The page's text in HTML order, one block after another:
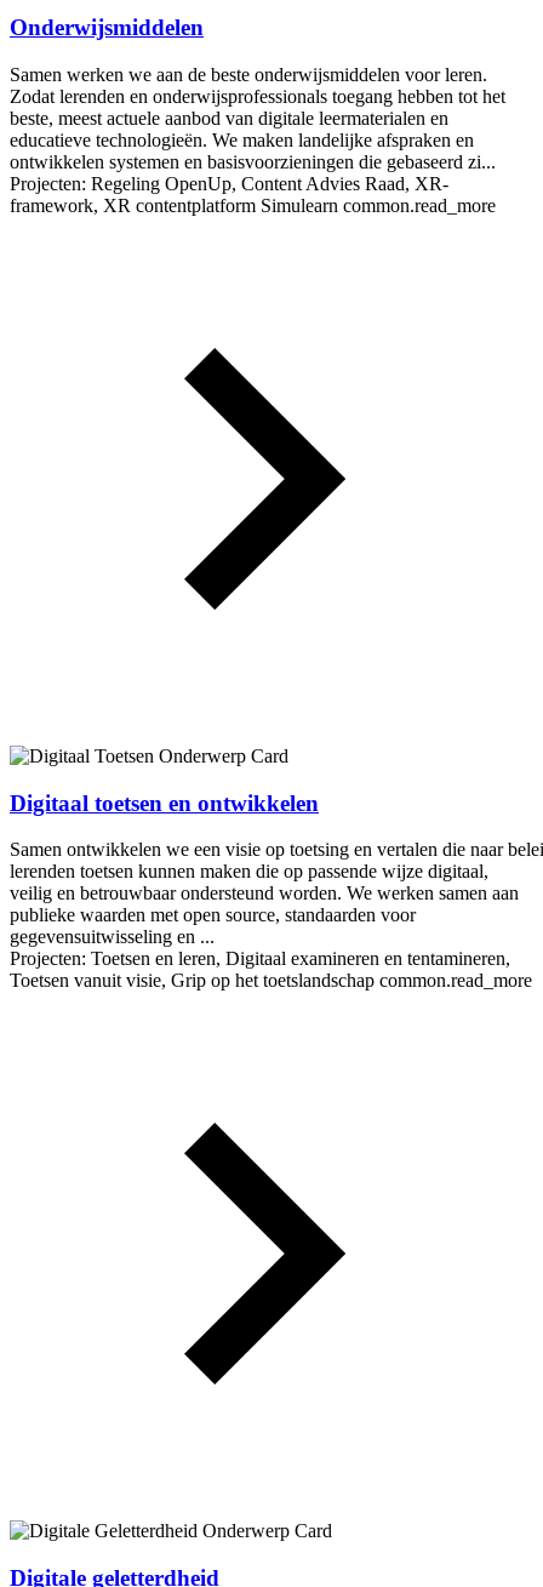
Onderwijsmiddelen
Samen werken we aan de beste onderwijsmiddelen voor leren.
Zodat lerenden en onderwijsprofessionals toegang hebben tot het
beste, meest actuele aanbod van digitale leermaterialen en
educatieve technologieën. We maken landelijke afspraken en
ontwikkelen systemen en basisvoorzieningen die gebaseerd zi...
Projecten: Regeling OpenUp, Content Advies Raad, XR-
framework, XR contentplatform Simulearn common.read_more
Digitaal toetsen en ontwikkelen
Samen ontwikkelen we een visie op toetsing en vertalen die naar
lerenden toetsen kunnen maken die op passende wijze digitaal,
veilig en betrouwbaar ondersteund worden. We werken samen aan
publieke waarden met open source, standaarden voor
gegevensuitwisseling en ...
Projecten: Toetsen en leren, Digitaal examineren en tentamineren,
Toetsen vanuit visie, Grip op het toetslandschap common.read_more
Digitale geletterdheid